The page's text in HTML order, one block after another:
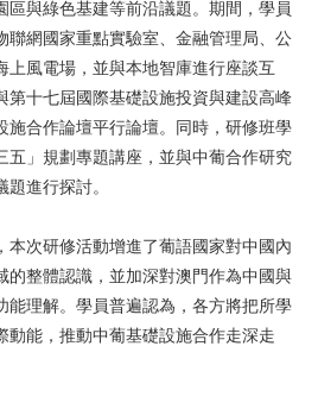
區與綠色基建等前沿議題。期間，學員
聯網國家重點實驗室、金融管理局、公
上風電場，並與本地智庫進行座談互
第十七屆國際基礎設施投資與建設高峰
施合作論壇平行論壇。同時，研修班學
五」規劃專題講座，並與中葡合作研究
進行探討。
本次研修活動增進了葡語國家對中國內
的整體認識，並加深對澳門作為中國與
能理解。學員普遍認為，各方將把所學
動能，推動中葡基礎設施合作走深走